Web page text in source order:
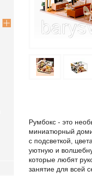
Румбокс - это
миниатюрный
с подсветкой,
уютную и
которые любят
занятие для всей